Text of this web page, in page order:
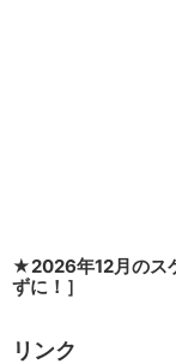
★2026年12月のス
ずに！］
リンク